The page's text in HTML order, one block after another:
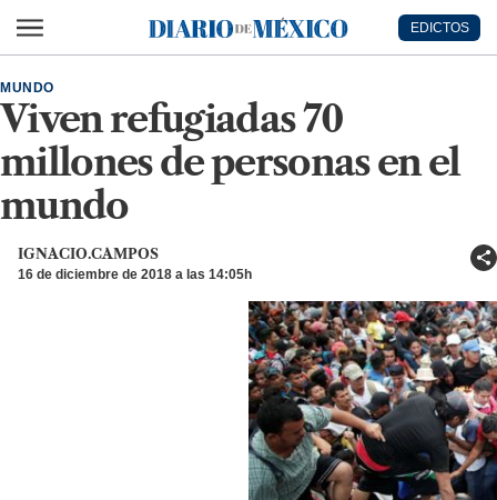
Diario de México
EDICTOS
Viven refugiadas 70
millones de personas en el
mundo
MUNDO
IGNACIO.CAMPOS
16 de diciembre de 2018 a las 14:05h